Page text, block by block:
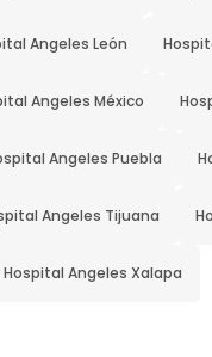
Angeles León
Angeles México
Angeles Puebla
Angeles Tijuana
Hospital Angeles Xalapa